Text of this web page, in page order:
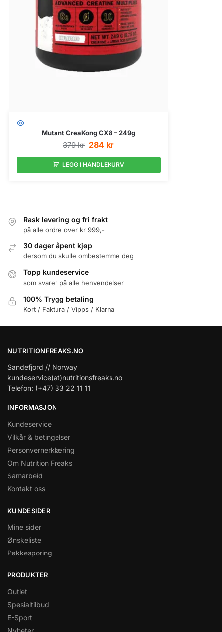
Mutant CreaKong CX8 – 249g
379kr 284 kr
LEGG I HANDLEKURV
Rask levering og fri frakt
på alle ordre over kr 999,-
30 dager åpent kjøp
dersom du skulle ombestemme deg
Topp kundeservice
som svarer på alle henvendelser
100% Trygg betaling
Kort / Faktura / Vipps / Klarna
NUTRITIONFREAKS.NO
Sandefjord // Norway
kundeservice(at)nutritionsfreaks.no
Telefon: (+47) 33 22 11 11
INFORMASJON
Kundeservice
Vilkår & betingelser
Personvernerklæring
Om Nutrition Freaks
Samarbeid
Kontakt oss
KUNDESIDER
Mine sider
Ønskeliste
Pakkesporing
PRODUKTER
Outlet
Spesialtilbud
E-Sport
Nyheter